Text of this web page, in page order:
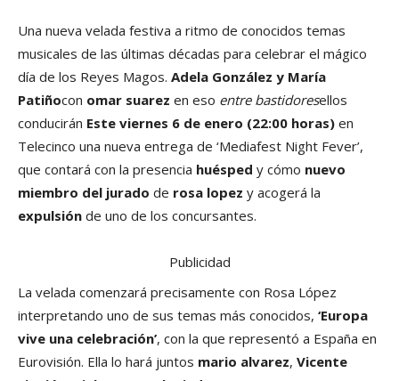
Una nueva velada festiva a ritmo de conocidos temas
musicales de las últimas décadas para celebrar el mágico
día de los Reyes Magos. Adela González y María
Patiñocon omar suarez en eso entre bastidoresellos
conducirán Este viernes 6 de enero (22:00 horas) en
Telecinco una nueva entrega de ‘Mediafest Night Fever’,
que contará con la presencia huésped y cómo nuevo
miembro del jurado de rosa lopez y acogerá la
expulsión de uno de los concursantes.
Publicidad
La velada comenzará precisamente con Rosa López
interpretando uno de sus temas más conocidos, ‘Europa
vive una celebración’, con la que representó a España en
Eurovisión. Ella lo hará juntos mario alvarez, Vicente